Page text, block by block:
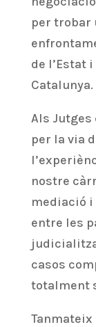
per trobar
de l’Estat
Catalunya.
Als Jutges
per la via
nostre
mediació
entre les
casos
totalment